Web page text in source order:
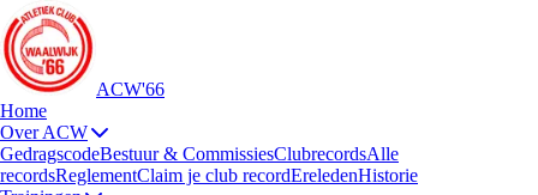
ACW'66
Home
Over ACW
GedragscodeBestuur & CommissiesClubrecordsAlle
recordsReglementClaim je club recordEreledenHistorie